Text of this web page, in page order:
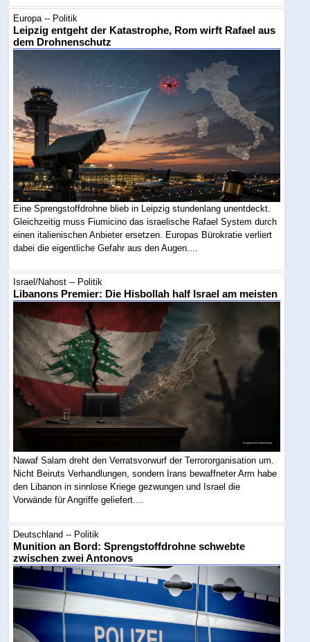
Europa -- Politik
Leipzig entgeht der Katastrophe, Rom wirft Rafael aus
dem Drohnenschutz
Eine Sprengstoffdrohne blieb in Leipzig stundenlang unentdeckt.
Gleichzeitig muss Fiumicino das israelische Rafael System durch
einen italienischen Anbieter ersetzen. Europas Bürokratie verliert
dabei die eigentliche Gefahr aus den Augen....
Israel/Nahost -- Politik
Libanons Premier: Die Hisbollah half Israel am meisten
Nawaf Salam dreht den Verratsvorwurf der Terrororganisation um.
Nicht Beiruts Verhandlungen, sondern Irans bewaffneter Arm habe
den Libanon in sinnlose Kriege gezwungen und Israel die
Vorwände für Angriffe geliefert....
Deutschland -- Politik
Munition an Bord: Sprengstoffdrohne schwebte
zwischen zwei Antonovs